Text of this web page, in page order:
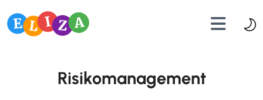
Risikomanagement